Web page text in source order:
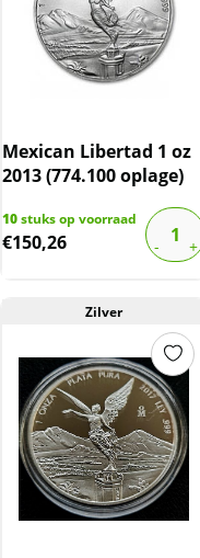
Mexican Libertad 1 oz
2013 (774.100 oplage)
10stuks op voorraad
€150,26
Zilver